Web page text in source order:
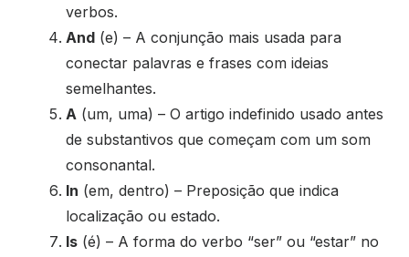
verbos.
And (e) – A conjunção mais usada para
conectar palavras e frases com ideias
semelhantes.
A (um, uma) – O artigo indefinido usado antes
de substantivos que começam com um som
consonantal.
In (em, dentro) – Preposição que indica
localização ou estado.
Is (é) – A forma do verbo “ser” ou “estar” no